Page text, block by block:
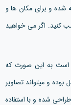
شده و برای مکان ها و
کنید. اگر می خواهید
است به این صورت که
نور و تجزیه و تحلیل آن را دارد که رزولوشن آن 5 مگاپیکسل بوده و میتواند تصاویر
طراحی شده و با استفاده